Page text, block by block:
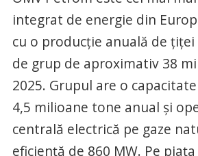
integrat de energie din
cu o producție anuală de țiței
de grup de aproximativ 38
2025. Grupul are o
4,5 milioane tone anual și
centrală electrică pe gaze
eficiență de 860 MW. Pe